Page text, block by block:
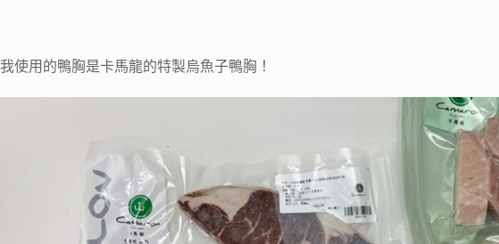
我使用的鴨胸是卡馬龍的特製烏魚子鴨胸！